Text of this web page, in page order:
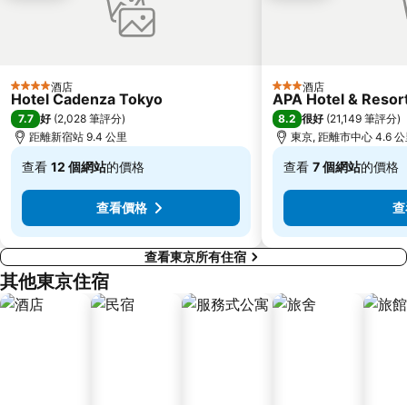
水道橋站
Shinjuku-gyoemmae Metro Station
Shinagawa
Hamamatsucho station
Nishi-Kasai Metro Station
Chiba Station
4 星級 酒店
Hotel Cadenza Tokyo
7.7 好 (2,028 筆評分)
距離新宿站 9.4 公里
查看 12 個網站的價格
至
查看價格
3 星級酒店
APA Hotel &
8.2 很好 (21,149 筆評分)
東京, 距離市中心 4.6
查看 7 個網站的價格
至
查看東京所有住宿
其他東京住宿